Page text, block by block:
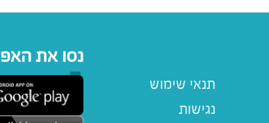
תנאי שימוש
נגישות
נסו את